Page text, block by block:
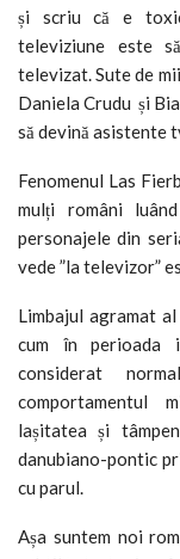
și scriu că e
televiziune este
televizat. Sute de
Daniela Crudu și
să devină asistente
Fenomenul Las
mulți români
personajele din
vede ”la televizor”
Limbajul agramat
cum în perioada
considerat
comportamentul
lașitatea și
danubiano-pontic
cu parul.
Așa suntem noi